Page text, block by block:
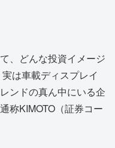
、どんな投資イメージ
は車載ディスプレイ
ンドの真ん中にいる企
称KIMOTO（証券コー